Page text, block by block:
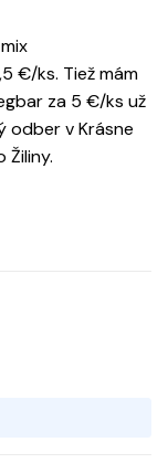
€/ks. Tiež mám
za 5 €/ks už
odber v Krásne
Žiliny.